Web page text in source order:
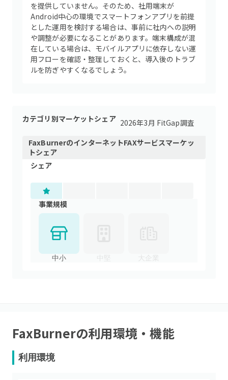
を提供していません。そのため、社用端末が
Android中心の環境でスマートフォンアプリを前提
とした運用を検討する場合は、事前に社内への説明
や調整が必要になることがあります。端末構成が混
在している場合は、モバイルアプリに依存しない運
用フローを確認・整理しておくと、導入後のトラブ
ルを防ぎやすくなるでしょう。
カテゴリ別マーケットシェア 2026年3月 FitGap調査
FaxBurnerのインターネットFAXサービスマーケッ
トシェア
シェア
事業規模
中小 大企業
FaxBurnerの利用環境・機能
利用環境